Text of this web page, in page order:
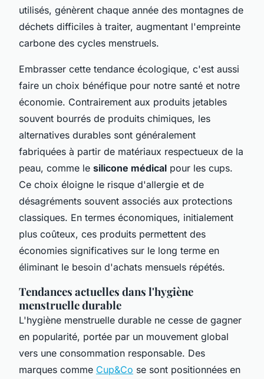
utilisés, génèrent chaque année des montagnes de
déchets difficiles à traiter, augmentant l'empreinte
carbone des cycles menstruels.
Embrasser cette tendance écologique, c'est aussi
faire un choix bénéfique pour notre santé et notre
économie. Contrairement aux produits jetables
souvent bourrés de produits chimiques, les
alternatives durables sont généralement
fabriquées à partir de matériaux respectueux de la
peau, comme le silicone médical pour les cups.
Ce choix éloigne le risque d'allergie et de
désagréments souvent associés aux protections
classiques. En termes économiques, initialement
plus coûteux, ces produits permettent des
économies significatives sur le long terme en
éliminant le besoin d'achats mensuels répétés.
Tendances actuelles dans l'hygiène
menstruelle durable
L'hygiène menstruelle durable ne cesse de gagner
en popularité, portée par un mouvement global
vers une consommation responsable. Des
marques comme Cup&Co se sont positionnées en